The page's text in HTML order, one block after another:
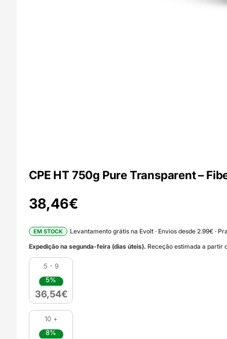
CPE HT 750g Pure Transparent –
38,46€
EM STOCK
Levantamento grátis na Evolt · Envios desde 2.99€ ·
Expedição na segunda-feira (dias úteis). Receção estimada a partir
5 - 9
5%
36,54€
10 +
8%